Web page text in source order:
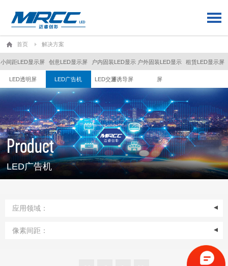
首页 解决方案
小间距LED显示屏 创意LED显示屏 户内固装LED显示
屏
户外固装LED显示
屏
租赁LED显示屏
LED透明屏 LED广告机 LED交通诱导屏
Product
LED广告机
应用领域：
像素间距：